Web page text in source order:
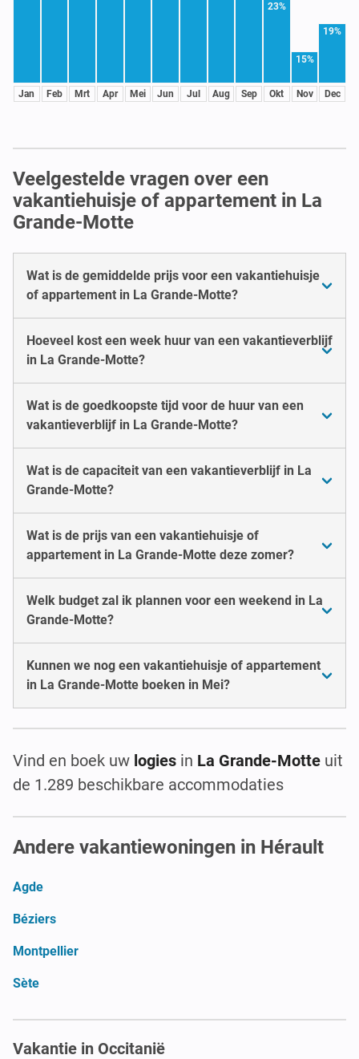
Jan Feb Mrt Apr Mei Jun Jul Aug Sep
23%
Okt
15%
Nov
19%
Dec
Veelgestelde vragen over een
vakantiehuisje of appartement in La
Grande-Motte
Wat is de gemiddelde prijs voor een vakantiehuisje
of appartement in La Grande-Motte?
Hoeveel kost een week huur van een vakantieverblijf
in La Grande-Motte?
Wat is de goedkoopste tijd voor de huur van een
vakantieverblijf in La Grande-Motte?
Wat is de capaciteit van een vakantieverblijf in La
Grande-Motte?
Wat is de prijs van een vakantiehuisje of
appartement in La Grande-Motte deze zomer?
Welk budget zal ik plannen voor een weekend in La
Grande-Motte?
Kunnen we nog een vakantiehuisje of appartement
in La Grande-Motte boeken in Mei?
Vind en boek uw logies in La Grande-Motte uit
de 1.289 beschikbare accommodaties
Andere vakantiewoningen in Hérault
Agde
Béziers
Montpellier
Sète
Vakantie in Occitanië